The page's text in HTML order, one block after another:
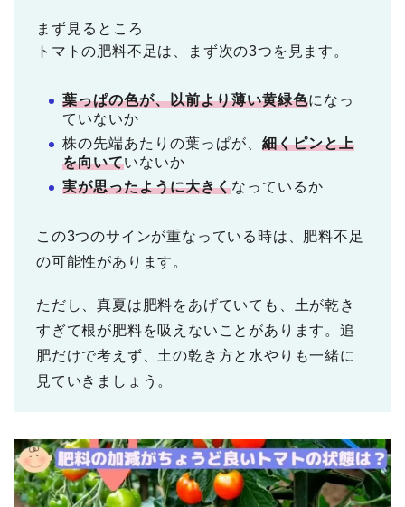
まず見るところ
トマトの肥料不足は、まず次の3つを見ます。
葉っぱの色が、以前より薄い黄緑色になっ
ていないか
株の先端あたりの葉っぱが、 細くピンと上
を向いていないか
実が思ったように大きくなっているか
この3つのサインが重なっている時は、肥料不足
の可能性があります。
ただし、真夏は肥料をあげていても、土が乾き
すぎて根が肥料を吸えないことがあります。追
肥だけで考えず、土の乾き方と水やりも一緒に
見ていきましょう。